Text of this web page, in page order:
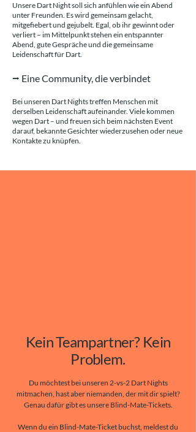
Unsere Dart Night soll sich anfühlen wie ein Abend
unter Freunden. Es wird gemeinsam gelacht,
mitgefiebert und gejubelt. Egal, ob ihr gewinnt oder
verliert – im Mittelpunkt stehen ein entspannter
Abend, gute Gespräche und die gemeinsame
Leidenschaft für Dart.
​⭢ Eine Community, die verbindet
Bei unseren Dart Nights treffen Menschen mit
derselben Leidenschaft aufeinander. Viele kommen
wegen Dart – und freuen sich beim nächsten Event
darauf, bekannte Gesichter wiederzusehen oder neue
Kontakte zu knüpfen.
Kein Teampartner? Kein
Problem.
Du möchtest bei unseren 2-vs-2 Dart Nights
mitmachen, hast aber niemanden, der mit dir spielt?
Genau dafür gibt es unsere Blind-Mate-Tickets.
Wenn du ein Blind-Mate-Ticket buchst, meldest du